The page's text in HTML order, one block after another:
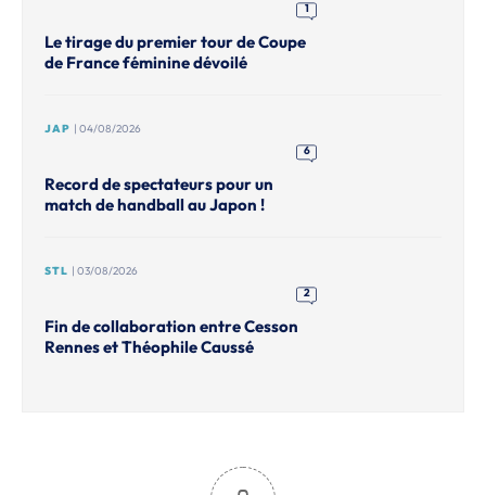
1
Le tirage du premier tour de Coupe
de France féminine dévoilé
JAP | 04/08/2026
6
Record de spectateurs pour un
match de handball au Japon !
STL | 03/08/2026
2
Fin de collaboration entre Cesson
Rennes et Théophile Caussé